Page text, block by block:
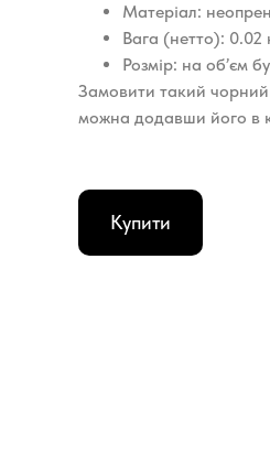
Матеріал:
Вага (нетто): 0.02
Розмір: на об’єм
Замовити такий чорний
можна додавши його в
Купити